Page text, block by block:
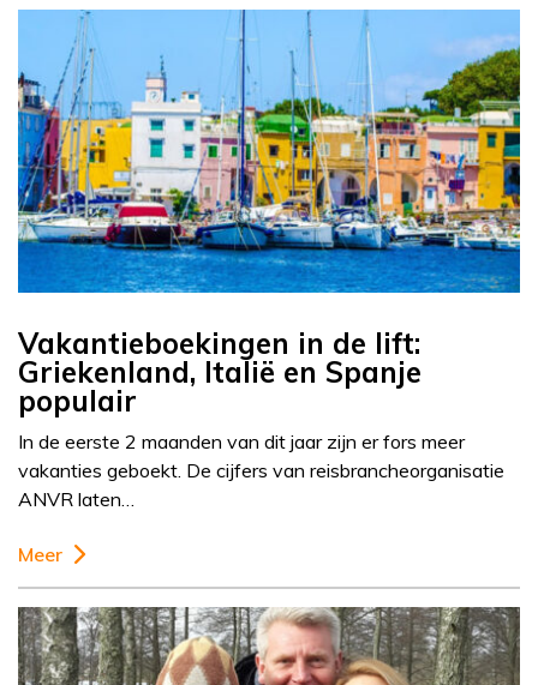
Vakantieboekingen in de lift:
Griekenland, Italië en Spanje
populair
In de eerste 2 maanden van dit jaar zijn er fors meer
vakanties geboekt. De cijfers van reisbrancheorganisatie
ANVR laten…
Meer